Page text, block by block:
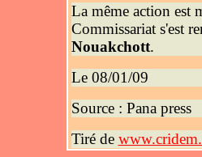
La même action est
Commissariat s'est
Nouakchott.
Le 08/01/09
Source : Pana press
Tiré de